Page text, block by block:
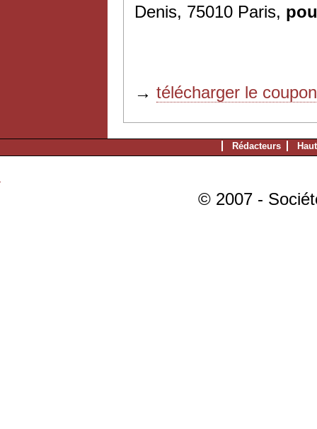
Denis, 75010 Paris,
→ télécharger le
Rédacteurs
© 2007 -